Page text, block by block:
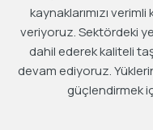
kaynaklarımızı
veriyoruz. Sektördeki
dahil ederek kaliteli
devam ediyoruz.
güçlendirmek